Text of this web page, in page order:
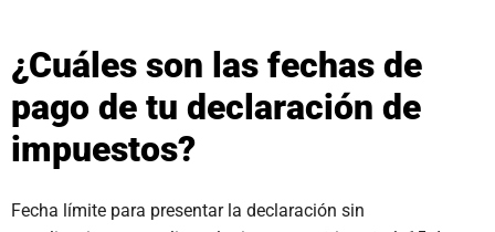
¿Cuáles son las fechas de
pago de tu declaración de
impuestos?
Fecha límite para presentar la declaración sin